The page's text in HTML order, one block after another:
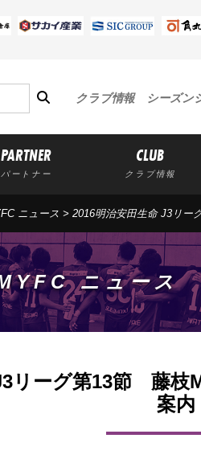
クラブ情報 シーズン
PARTNER
パートナー
CLUB
クラブ情報
ニュース > 2016明治安田生命 J3リ
ニュース
リーグ第13節 藤
案内